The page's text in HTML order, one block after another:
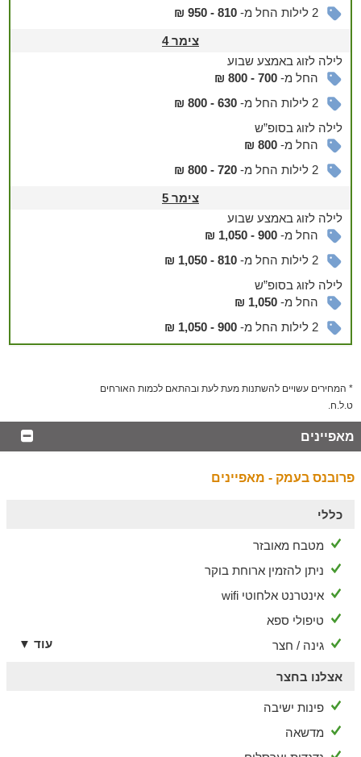
צימר 5 מתאים לאירוח של עד זוג + 2 ילדים וכולל:
חדר רחצה עם מגבות ותחליבים
סלון עם ספה נפתחת וטלוויזיה חכמה בחיבור ערוצים
מטבח המצויד במקרר, כיריים, מיקרוגל, בר מים, כלי מטבח,
וקפה
מרפסת פרטית עם פינת ישיבה לצד מדשאה ירוקה
מתחם החוץ
במתחם המשותף יחכו לכם שולחנות סנוקר ופינג פונג תחת פרגולה
מצלה.
2 לילות החל מ-
810 - 950 ₪
צימר 4
לילהלזוג באמצע שבוע
החל מ-700 - 800 ₪
2 לילות החל מ-
630 - 800 ₪
לילהלזוג בסופ”ש
החל מ-800 ₪
2 לילות החל מ-
720 - 800 ₪
צימר 5
לילהלזוג באמצע שבוע
החל מ-900 - 1,050 ₪
2 לילות החל מ-
810 - 1,050 ₪
לילהלזוג בסופ”ש
החל מ-1,050 ₪
2 לילות החל מ-
900 - 1,050 ₪
* המחירים עשויים להשתנות מעת לעת ובהתאם לכמות האורחים
ט.ל.ח.
מאפיינים
פרובנס בעמק - מאפיינים
כללי
מטבח מאובזר
ניתן להזמין ארוחת בוקר
אינטרנט אלחוטי wifi
טיפולי ספא
גינה / חצר
עוד ▼
אצלנו בחצר
פינות ישיבה
מדשאה